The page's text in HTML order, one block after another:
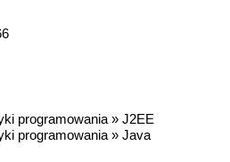
programowania » J2EE
programowania » Java